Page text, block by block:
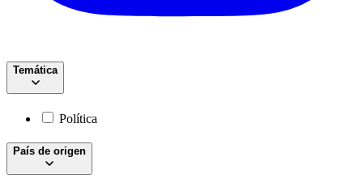
Temática
Política
País de origen